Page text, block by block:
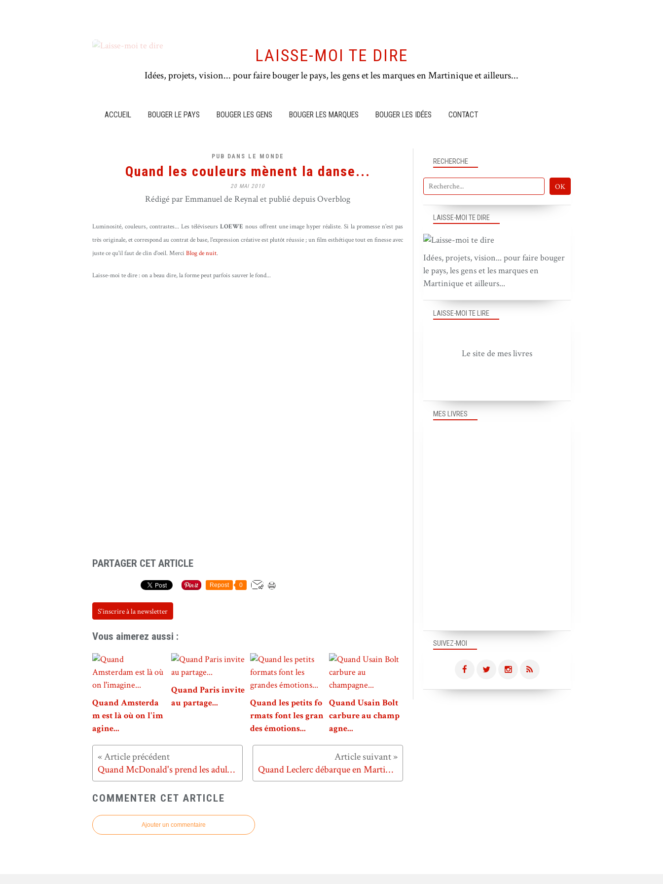
LAISSE-MOI TE DIRE
Idées, projets, vision... pour faire bouger le pays, les gens et les marques en Martinique et ailleurs...
ACCUEIL BOUGER LE PAYS BOUGER LES GENS BOUGER LES MARQUES BOUGER LES IDÉES CONTACT
PUB DANS LE MONDE
Quand les couleurs mènent la danse...
20 MAI 2010
Rédigé par Emmanuel de Reynal et publié depuis Overblog
Luminosité, couleurs, contrastes... Les téléviseurs LOEWE nous offrent une image hyper réaliste. Si la promesse n'est pas
très originale, et correspond au contrat de base, l'expression créative est plutôt réussie ; un film esthétique tout en finesse avec
juste ce qu'il faut de clin d'oeil. Merci Blog de nuit.
Laisse-moi te dire : on a beau dire, la forme peut parfois sauver le fond...
PARTAGER CET ARTICLE
Repost 0
S'inscrire à la newsletter
Vous aimerez aussi :
Quand Amsterda
m est là où on l'im
agine...
Quand Paris invite
au partage...
Quand les petits fo
rmats font les gran
des émotions...
Quand Usain Bolt
carbure au champ
agne...
Quand McDonald's prend les adultes pour des enfants... Quand Leclerc débarque en Martinique...
COMMENTER CET ARTICLE
Ajouter un commentaire
SUIVEZ-MOI
RECHERCHE
LAISSE-MOI TE DIRE
Idées, projets, vision... pour faire bouger
le pays, les gens et les marques en
Martinique et ailleurs...
MES LIVRES
LAISSE-MOI TE LIRE
Le site de mes livres